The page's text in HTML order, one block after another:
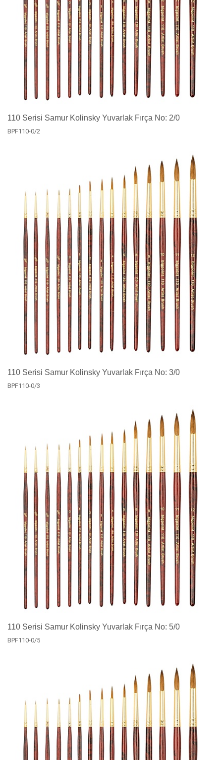
110 Serisi Samur Kolinsky Yuvarlak Fırça No: 2/0
BPF110-0/2
110 Serisi Samur Kolinsky Yuvarlak Fırça No: 3/0
BPF110-0/3
110 Serisi Samur Kolinsky Yuvarlak Fırça No: 5/0
BPF110-0/5